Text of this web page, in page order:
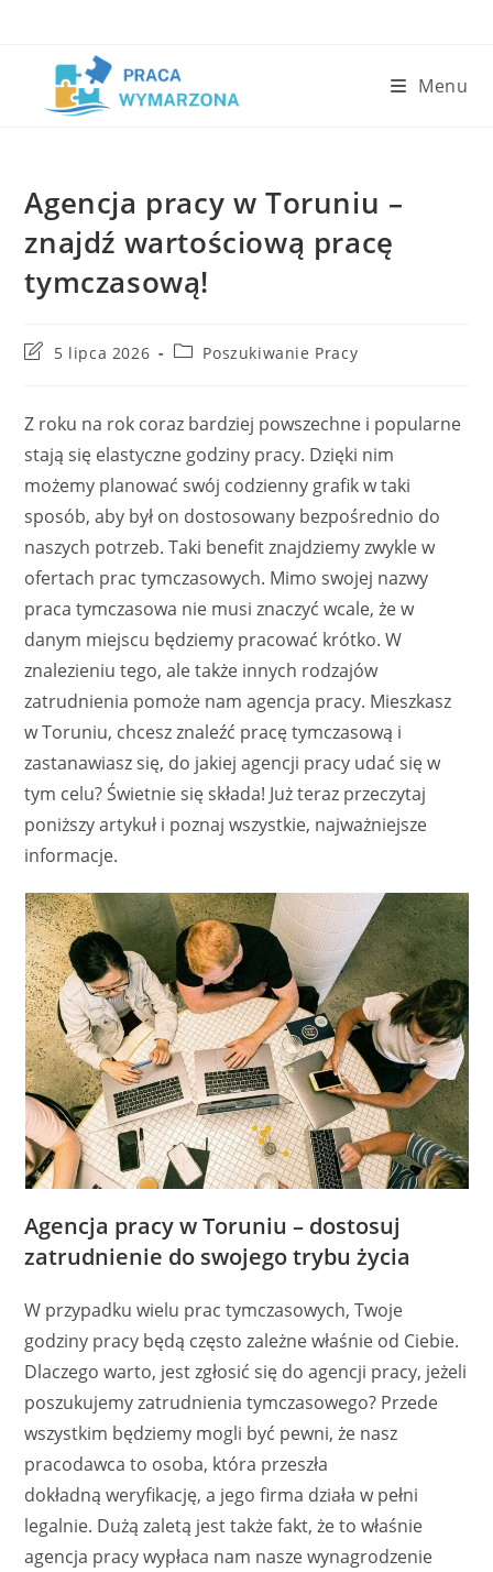
Menu
Agencja pracy w Toruniu –
znajdź wartościową pracę
tymczasową!
Post5 lipca 2026
PostPoszukiwanie Pracy
Z roku na rok coraz bardziej powszechne i popularne
stają się elastyczne godziny pracy. Dzięki nim
możemy planować swój codzienny grafik w taki
sposób, aby był on dostosowany bezpośrednio do
naszych potrzeb. Taki benefit znajdziemy zwykle w
ofertach prac tymczasowych. Mimo swojej nazwy
praca tymczasowa nie musi znaczyć wcale, że w
danym miejscu będziemy pracować krótko. W
znalezieniu tego, ale także innych rodzajów
zatrudnienia pomoże nam agencja pracy. Mieszkasz
w Toruniu, chcesz znaleźć pracę tymczasową i
zastanawiasz się, do jakiej agencji pracy udać się w
tym celu? Świetnie się składa! Już teraz przeczytaj
poniższy artykuł i poznaj wszystkie, najważniejsze
informacje.
Agencja pracy w Toruniu – dostosuj
zatrudnienie do swojego trybu życia
W przypadku wielu prac tymczasowych, Twoje
godziny pracy będą często zależne właśnie od Ciebie.
Dlaczego warto, jest zgłosić się do agencji pracy, jeżeli
poszukujemy zatrudnienia tymczasowego? Przede
wszystkim będziemy mogli być pewni, że nasz
pracodawca to osoba, która przeszła
dokładną weryfikację, a jego firma działa w pełni
legalnie. Dużą zaletą jest także fakt, że to właśnie
agencja pracy wypłaca nam nasze wynagrodzenie